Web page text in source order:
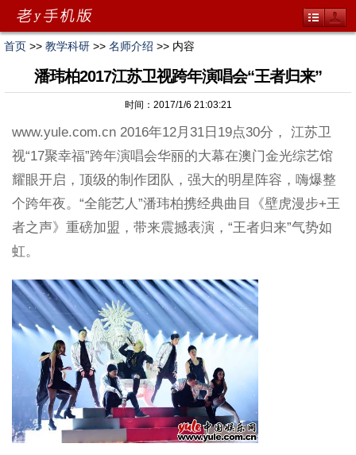
首页 >> 教学科研 >> 名师介绍 >> 内容
潘玮柏2017江苏卫视跨年演唱会“王者归来”
时间：2017/1/6 21:03:21
www.yule.com.cn 2016年12月31日19点30分， 江苏卫
视“17聚幸福”跨年演唱会华丽的大幕在澳门金光综艺馆
耀眼开启，顶级的制作团队，强大的明星阵容，嗨爆整
个跨年夜。“全能艺人”潘玮柏携经典曲目《壁虎漫步+王
者之声》重磅加盟，带来震撼表演，“王者归来”气势如
虹。